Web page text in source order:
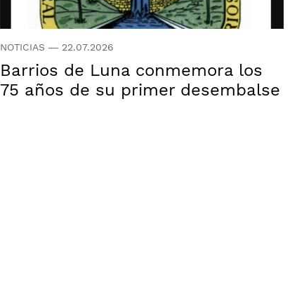
NOTICIAS — 22.07.2026
Barrios de Luna conmemora los
75 años de su primer desembalse